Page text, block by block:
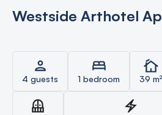
Westside Arthotel
4 guests 1 bedroom 39 m²